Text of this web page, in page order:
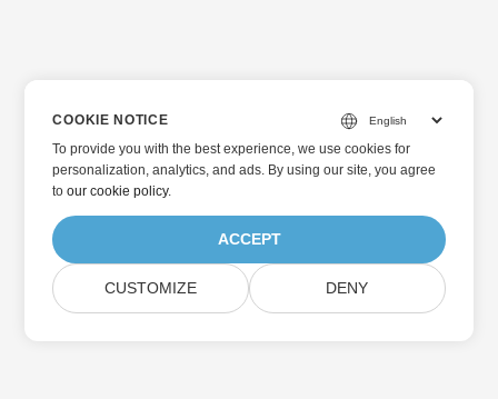
COOKIE NOTICE
To provide you with the best experience, we use cookies for
personalization, analytics, and ads. By using our site, you agree
toour cookie policy.
ACCEPT
CUSTOMIZE DENY